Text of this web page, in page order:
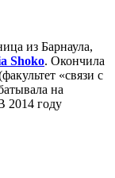
из Барнаула,
Shoko. Окончила
«связи с
на
2014 году